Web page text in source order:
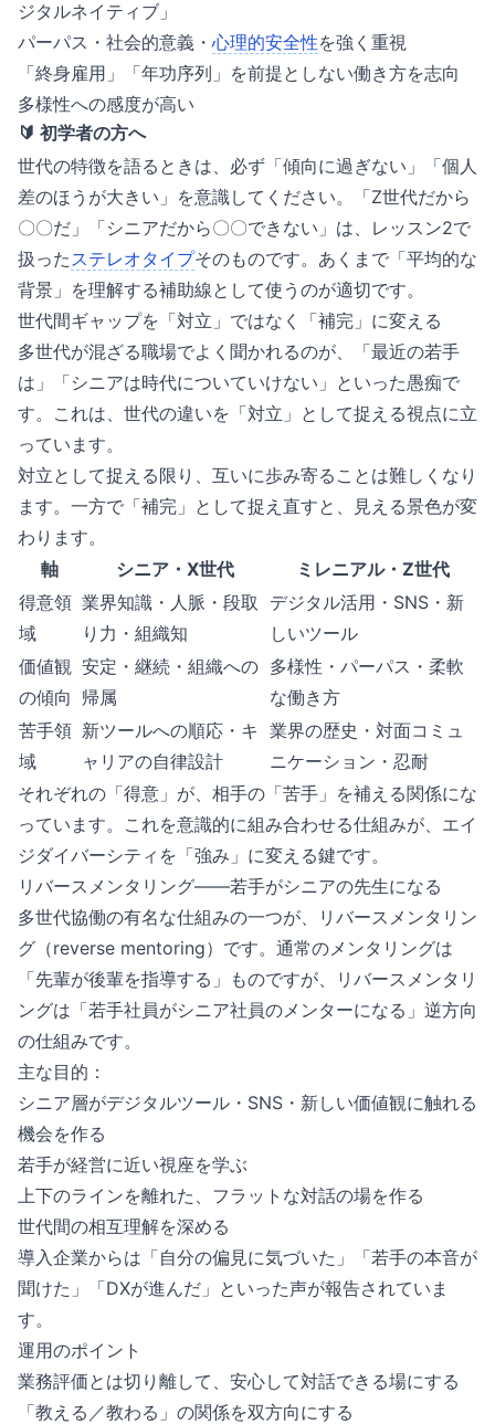
ジタルネイティブ」
パーパス・社会的意義・ 心理的安全性を強く重視
「終身雇用」「年功序列」を前提としない働き方を志向
多様性への感度が高い
🔰 初学者の方へ
世代の特徴を語るときは、必ず「傾向に過ぎない」「個人
差のほうが大きい」を意識してください。「Z世代だから
〇〇だ」「シニアだから〇〇できない」は、レッスン2で
扱ったステレオタイプそのものです。あくまで「平均的な
背景」を理解する補助線として使うのが適切です。
世代間ギャップを「対立」ではなく「補完」に変える
多世代が混ざる職場でよく聞かれるのが、「最近の若手
は」「シニアは時代についていけない」といった愚痴で
す。これは、世代の違いを「対立」として捉える視点に立
っています。
対立として捉える限り、互いに歩み寄ることは難しくなり
ます。一方で「補完」として捉え直すと、見える景色が変
わります。
軸
シニア・X世代
ミレニアル・Z世代
得意領
域
業界知識・人脈・段取
り力・組織知
デジタル活用・SNS・新
しいツール
価値観
の傾向
安定・継続・組織への
帰属
多様性・パーパス・柔軟
な働き方
苦手領
域
新ツールへの順応・キ
ャリアの自律設計
業界の歴史・対面コミュ
ニケーション・忍耐
それぞれの「得意」が、相手の「苦手」を補える関係にな
っています。これを意識的に組み合わせる仕組みが、エイ
ジダイバーシティを「強み」に変える鍵です。
リバースメンタリング——若手がシニアの先生になる
多世代協働の有名な仕組みの一つが、リバースメンタリン
グ（reverse mentoring）です。通常のメンタリングは
「先輩が後輩を指導する」ものですが、リバースメンタリ
ングは「若手社員がシニア社員のメンターになる」逆方向
の仕組みです。
主な目的：
シニア層がデジタルツール・SNS・新しい価値観に触れる
機会を作る
若手が経営に近い視座を学ぶ
上下のラインを離れた、フラットな対話の場を作る
世代間の相互理解を深める
導入企業からは「自分の偏見に気づいた」「若手の本音が
聞けた」「DXが進んだ」といった声が報告されていま
す。
運用のポイント
業務評価とは切り離して、安心して対話できる場にする
「教える／教わる」の関係を双方向にする